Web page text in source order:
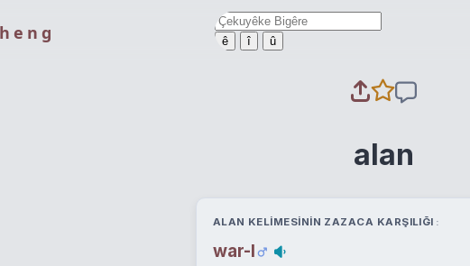
ê î û
alan
ALAN KELIMESININ ZAZACA KARŞILIĞI
war-I